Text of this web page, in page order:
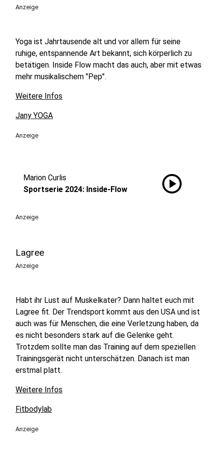
Anzeige
Yoga ist Jahrtausende alt und vor allem für seine
ruhige, entspannende Art bekannt, sich körperlich zu
betätigen. Inside Flow macht das auch, aber mit etwas
mehr musikalischem "Pep".
Weitere Infos
Jany YOGA
Anzeige
Marion Curlis
Sportserie 2024: Inside-Flow
play_circle
Anzeige
Lagree
Anzeige
Habt ihr Lust auf Muskelkater? Dann haltet euch mit
Lagree fit. Der Trendsport kommt aus den USA und ist
auch was für Menschen, die eine Verletzung haben, da
es nicht besonders stark auf die Gelenke geht.
Trotzdem sollte man das Training auf dem speziellen
Trainingsgerät nicht unterschätzen. Danach ist man
erstmal platt.
Weitere Infos
Fitbodylab
Anzeige